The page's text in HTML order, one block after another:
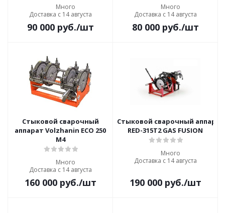
Много
Доставка с 14 августа
90 000руб./шт
Много
Доставка с 14 августа
80 000руб./шт
Стыковой сварочный
аппарат Volzhanin ECO 250
M4
Много
Доставка с 14 августа
160 000руб./шт
Стыковой сварочный
RED-315T2 GAS FUSION
Много
Доставка с 14 августа
190 000руб./шт